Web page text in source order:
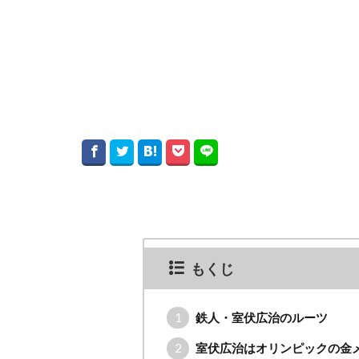
もくじ
1 鉄人・室伏広治のルーツ
2 室伏広治はオリンピックの金